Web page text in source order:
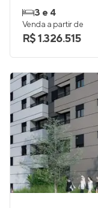
3 e 4
Venda a partir de
R$ 1.326.515